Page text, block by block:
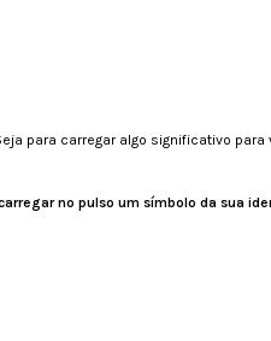
para carregar algo significativo
no pulso um símbolo da sua